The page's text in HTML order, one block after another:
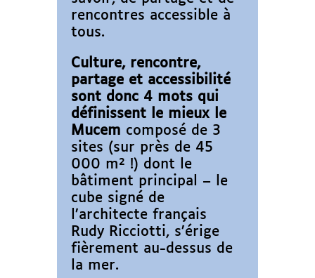
rencontres accessible à
tous.
Culture, rencontre,
partage et accessibilité
sont donc 4 mots qui
définissent le mieux le
Mucem composé de 3
sites (sur près de 45
000 m² !) dont le
bâtiment principal – le
cube signé de
l’architecte français
Rudy Ricciotti, s’érige
fièrement au-dessus de
la mer.